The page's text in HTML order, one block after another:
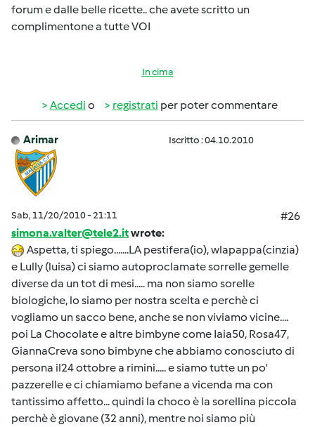
forum e dalle belle ricette.. che avete scritto un
complimentone a tutte VOI
In cima
Accedi o registrati per poter commentare
Arimar Iscritto : 04.10.2010
Sab, 11/20/2010 - 21:11
#26
simona.valter@tele2.itwrote:
Aspetta, ti spiego.......LA pestifera(io), wlapappa(cinzia)
e Lully (luisa) ci siamo autoproclamate sorrelle gemelle
diverse da un tot di mesi..... ma non siamo sorelle
biologiche, lo siamo per nostra scelta e perchè ci
vogliamo un sacco bene, anche se non viviamo vicine....
poi La Chocolate e altre bimbyne come Iaia50, Rosa47,
GiannaCreva sono bimbyne che abbiamo conosciuto di
persona il24 ottobre a rimini..... e siamo tutte un po'
pazzerelle e ci chiamiamo befane a vicenda ma con
tantissimo affetto... quindi la choco è la sorellina piccola
perchè è giovane (32 anni), mentre noi siamo più